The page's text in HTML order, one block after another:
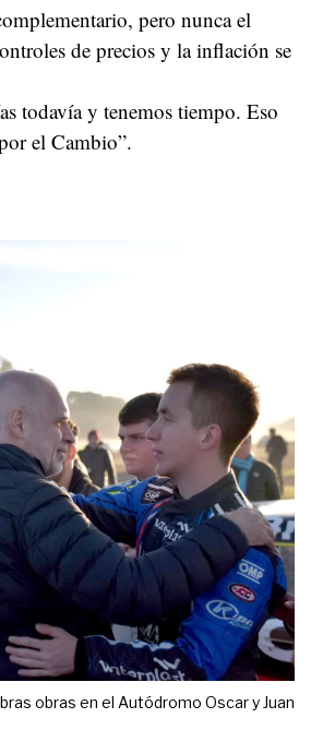
pero nunca el
de precios y la inflación se
todavía y tenemos tiempo. Eso
el Cambio”.
obras en el Autódromo Oscar y Juan